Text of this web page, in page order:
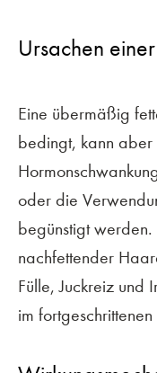
Ursachen
Eine übermäßig
bedingt, kann aber
oder die
begünstigt werden.
nachfettender
Fülle, Juckreiz und
im